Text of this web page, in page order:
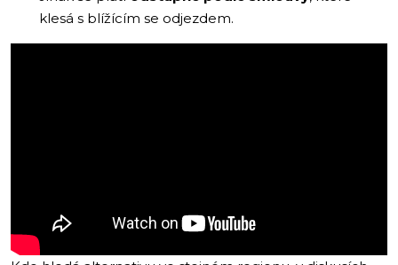
klesá s blížícím se odjezdem.